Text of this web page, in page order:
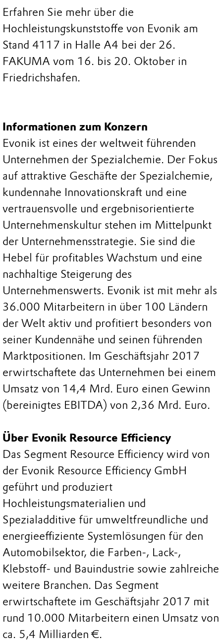
Erfahren Sie mehr über die
Hochleistungskunststoffe von Evonik am
Stand 4117 in Halle A4 bei der 26.
FAKUMA vom 16. bis 20. Oktober in
Friedrichshafen.
Informationen zum Konzern
Evonik ist eines der weltweit führenden
Unternehmen der Spezialchemie. Der Fokus
auf attraktive Geschäfte der Spezialchemie,
kundennahe Innovationskraft und eine
vertrauensvolle und ergebnisorientierte
Unternehmenskultur stehen im Mittelpunkt
der Unternehmensstrategie. Sie sind die
Hebel für profitables Wachstum und eine
nachhaltige Steigerung des
Unternehmenswerts. Evonik ist mit mehr als
36.000 Mitarbeitern in über 100 Ländern
der Welt aktiv und profitiert besonders von
seiner Kundennähe und seinen führenden
Marktpositionen. Im Geschäftsjahr 2017
erwirtschaftete das Unternehmen bei einem
Umsatz von 14,4 Mrd. Euro einen Gewinn
(bereinigtes EBITDA) von 2,36 Mrd. Euro.
Über Evonik Resource Efficiency
Das Segment Resource Efficiency wird von
der Evonik Resource Efficiency GmbH
geführt und produziert
Hochleistungsmaterialien und
Spezialadditive für umweltfreundliche und
energieeffiziente Systemlösungen für den
Automobilsektor, die Farben-, Lack-,
Klebstoff- und Bauindustrie sowie zahlreiche
weitere Branchen. Das Segment
erwirtschaftete im Geschäftsjahr 2017 mit
rund 10.000 Mitarbeitern einen Umsatz von
ca. 5,4 Milliarden €.